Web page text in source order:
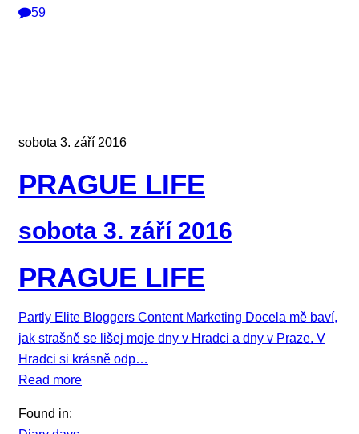
59
sobota 3. září 2016
PRAGUE LIFE
sobota 3. září 2016
PRAGUE LIFE
Partly Elite Bloggers Content Marketing Docela mě baví,
jak strašně se lišej moje dny v Hradci a dny v Praze. V
Hradci si krásně odp…
Read more
Found in: